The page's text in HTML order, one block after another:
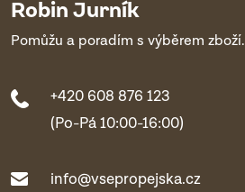
Robin Jurník
Pomůžu a poradím s výběrem zboží.
+420 608 876 123
(Po-Pá 10:00-16:00)
info@vsepropejska.cz